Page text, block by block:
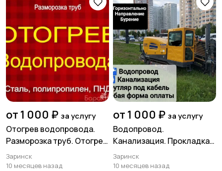
Вакансии Хэндмейд
инструменты
Спорт и отдых
от 1 000 ₽ за услугу
Отогрев водопровода.
Разморозка труб. Отогрев
канализации.
Заринск
10 месяцев назад
от 1 000 ₽ за услугу
Водопровод.
Канализация. Прокладка
труб методом ГНБ
Заринск
10 месяцев назад